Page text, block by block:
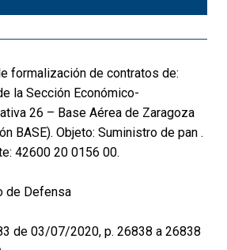
formalización de contratos de:
la Sección Económico-
26 – Base Aérea de Zaragoza
BASE). Objeto: Suministro de pan .
42600 20 0156 00.
de Defensa
de 03/07/2020, p. 26838 a 26838